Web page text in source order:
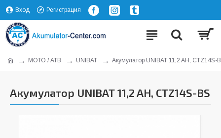
Вход Регистрация
МОТО / АТВ UNIBAT Акумулатор UNIBAT 11,2 AH, CTZ14S-
Акумулатор UNIBAT 11,2 AH, CTZ14S-BS